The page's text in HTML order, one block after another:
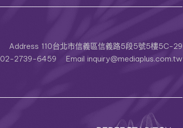
Address 110台北市信義區信義路5段5號5樓5C-29
02-2739-6459 Email inquiry@mediaplus.com.tw